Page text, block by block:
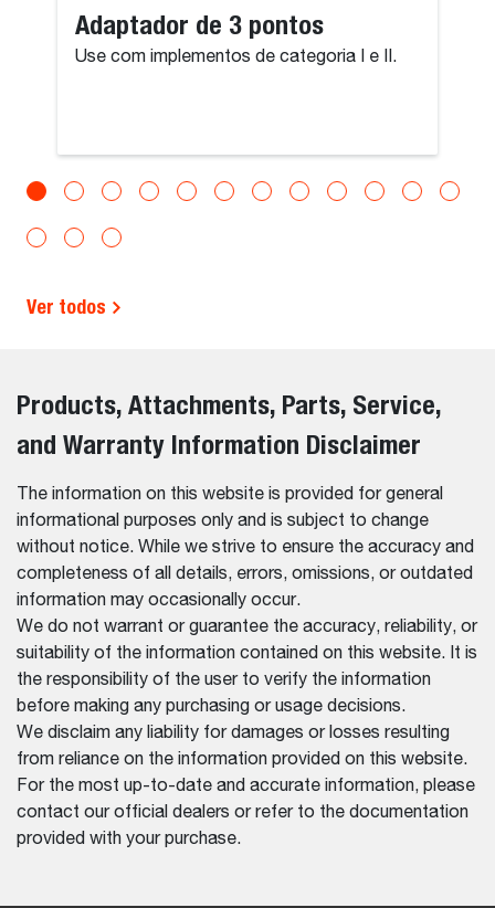
Adaptador de 3 pontos
Use com implementos de categoria I e II.
Ver todos
Products, Attachments, Parts, Service,
and Warranty Information Disclaimer
The information on this website is provided for general
informational purposes only and is subject to change
without notice. While we strive to ensure the accuracy and
completeness of all details, errors, omissions, or outdated
information may occasionally occur.
We do not warrant or guarantee the accuracy, reliability, or
suitability of the information contained on this website. It is
the responsibility of the user to verify the information
before making any purchasing or usage decisions.
We disclaim any liability for damages or losses resulting
from reliance on the information provided on this website.
For the most up-to-date and accurate information, please
contact our official dealers or refer to the documentation
provided with your purchase.